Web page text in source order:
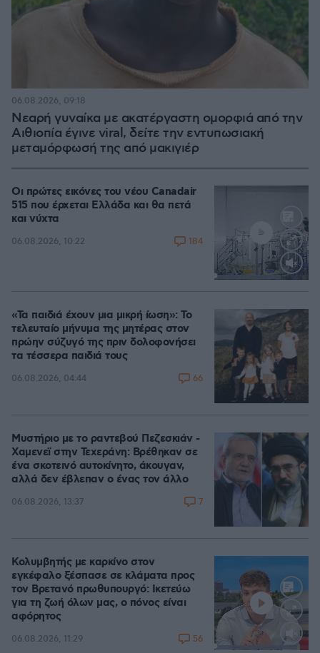
Νεαρή γυναίκα με ακατέργαστη ομορφιά από την
Αιθιοπία έγινε viral, δείτε την εντυπωσιακή
μεταμόρφωσή της από μακιγιέρ
06.08.2026, 09:18
Loaded:
Οι πρώτες εικόνες του νέου Canadair
515 που έρχεται Ελλάδα και θα πετά
και νύχτα
06.08.2026, 10:22 184
«Τα παιδιά έχουν μια μικρή ίωση»: Το
τελευταίο μήνυμα της μητέρας στον
πρώην σύζυγό της πριν δολοφονήσει
τα τέσσερα παιδιά τους
06.08.2026, 04:44 66
Μυστήριο με το ραντεβού Πεζεσκιάν -
Χαμενεϊ στην Τεχεράνη: Βρέθηκαν σε
ένα σκοτεινό αυτοκίνητο, άκουγαν,
αλλά δεν έβλεπαν ο ένας τον άλλο
06.08.2026, 13:37 7
Loaded
Κολυμβητής με καρκίνο στον
εγκέφαλο ξέσπασε σε κλάματα προς
τον Βρετανό πρωθυπουργό: Ικετεύω
για τη ζωή όλων μας, ο πόνος είναι
αφόρητος
06.08.2026, 11:29 56